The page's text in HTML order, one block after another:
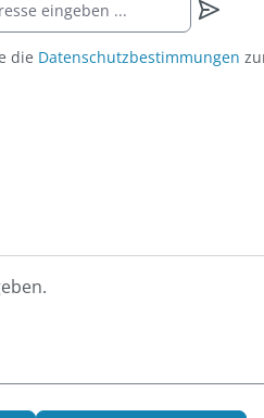
die Datenschutzbestimmungen